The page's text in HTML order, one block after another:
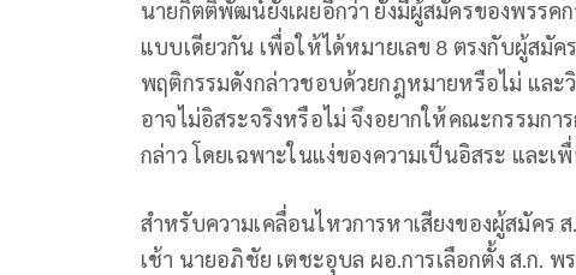
นายกิตติพัฒน์ยังเผยอีกว่า ยังมีผู้สมัครของพรรค
แบบเดียวกัน เพื่อให้ได้หมายเลข 8 ตรงกับผู้สมั
พฤติกรรมดังกล่าวชอบด้วยกฎหมายหรือไม่ แล
อาจไม่อิสระจริงหรือไม่ จึงอยากให้คณะกรรมกา
กล่าว โดยเฉพาะในแง่ของความเป็นอิสระ และ
สำหรับความเคลื่อนไหวการหาเสียงของผู้สมัคร
เช้า นายอภิชัย เตชะอุบล ผอ.การเลือกตั้ง ส.ก.